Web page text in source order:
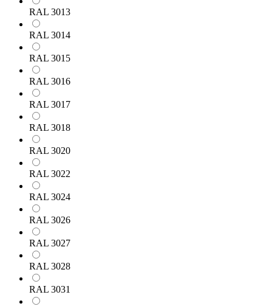
RAL 3013
RAL 3014
RAL 3015
RAL 3016
RAL 3017
RAL 3018
RAL 3020
RAL 3022
RAL 3024
RAL 3026
RAL 3027
RAL 3028
RAL 3031